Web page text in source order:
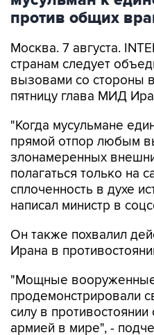
Москва. 7 августа.
вызовами со стороны
пятницу глава МИД
"Когда мусульмане
злонамеренных
полагаться только на
сплоченность в духе
написал министр в
Он также похвалил
"Мощные вооруженные
силу в противостоянии
армией в мире", -